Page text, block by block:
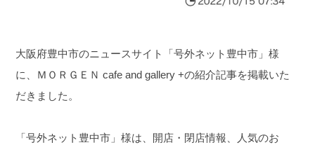
大阪府豊中市のニュースサイト「号外ネット豊中市」様
に、ＭＯＲＧＥＮ cafe and gallery +の紹介記事を掲載いた
だきました。
「号外ネット豊中市」様は、開店・閉店情報、人気のお